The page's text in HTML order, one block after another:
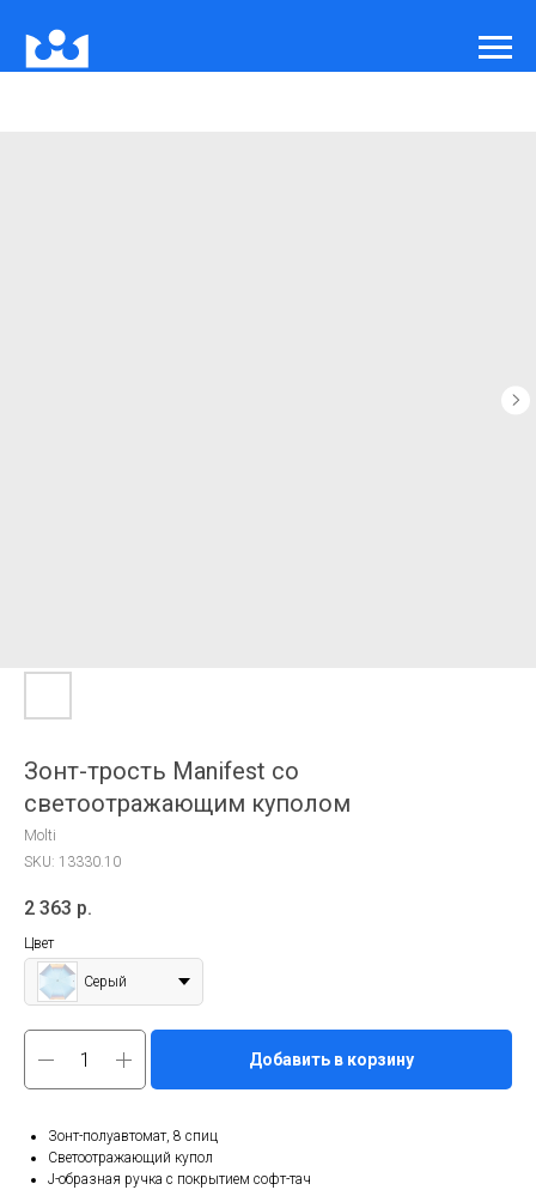
Зонт-трость Manifest со
светоотражающим куполом
Molti
SKU: 13330.10
2 363 р.
Цвет
Серый
Добавить в корзину
Зонт-полуавтомат, 8 спиц
Светоотражающий купол
J-образная ручка с покрытием софт-тач